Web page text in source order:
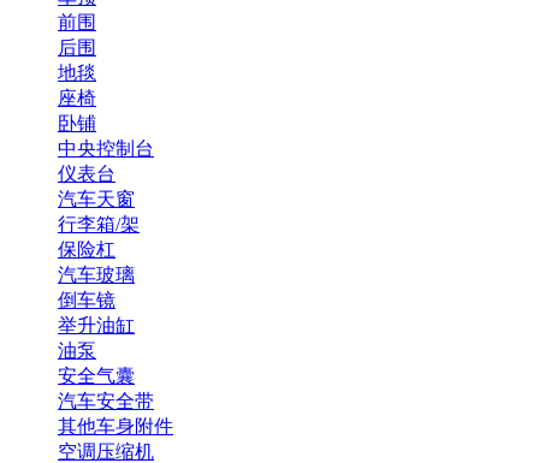
前围
后围
地毯
座椅
卧铺
中央控制台
仪表台
汽车天窗
行李箱/架
保险杠
汽车玻璃
倒车镜
举升油缸
油泵
安全气囊
汽车安全带
其他车身附件
空调压缩机